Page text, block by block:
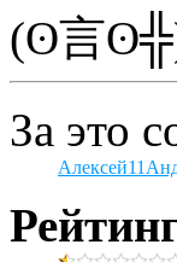
(ʘ言
За это